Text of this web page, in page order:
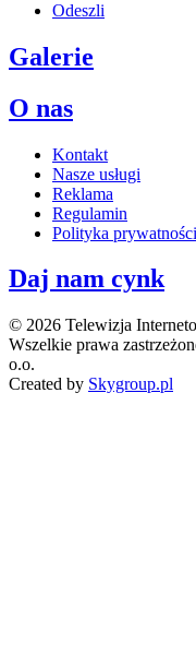
Odeszli
Galerie
O nas
Kontakt
Nasze usługi
Reklama
Regulamin
Polityka prywatności
Daj nam cynk
© 2026 Telewizja
Wszelkie prawa
o.o.
Created by Skygroup.pl